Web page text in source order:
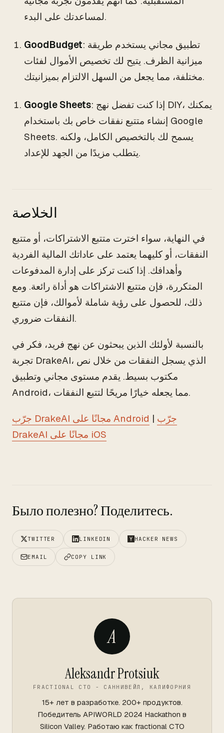
لمساعدتك على البدء.
GoodBudget: تطبيق مجاني يستخدم طريقة
ميزانية الظرف. يتيح لك تخصيص الأموال لفئات
مختلفة، مما يجعل من السهل الالتزام بميزانيتك.
Google Sheets: إذا كنت تفضل نهج DIY، يمكنك
إنشاء متتبع نفقات خاص بك باستخدام Google
Sheets. يسمح لك بالتخصيص الكامل، ولكنه
يتطلب مزيدًا من الجهد للإعداد.
الخلاصة
في النهاية، سواء اخترت متتبع الاشتراكات، أو متتبع
النفقات، أو كليهما يعتمد على عاداتك المالية الفردية
وأهدافك. إذا كنت تركز على إدارة المدفوعات
المتكررة، فإن متتبع الاشتراكات هو أداة رائعة. ومع
ذلك، للحصول على رؤية شاملة لأموالك، فإن متتبع
النفقات ضروري.
بالنسبة لأولئك الذين يبحثون عن نهج فريد، فكر في
تجربة DrakeAI، الذي يسجل النفقات من خلال نص
مكتوب بسيط. يقدم مستوى مجاني وتطبيق
Android، مما يجعله خيارًا مريحًا لتتبع النفقات.
جرّب DrakeAI مجانًا على Android | جرّب
DrakeAI مجانًا على iOS
Было полезно? Поделитесь.
TWITTER LINKEDIN HACKER NEWS
EMAIL COPY LINK
A
Aleksandr Protsiuk
FRACTIONAL CTO - САННИВЕЙЛ, КАЛИФОРНИЯ
15+ лет в разработке. 200+ продуктов.
Победитель APIWORLD 2024 Hackathon в
Silicon Valley. Работаю как fractional CTO